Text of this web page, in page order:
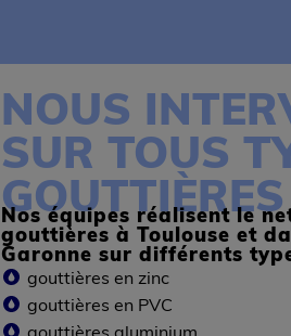
NOUS
SUR TOUS
GOUTTIÈRES
Nos équipes réalisent le
gouttières à Toulouse et
Garonne sur différents
gouttières en zinc
gouttières en PVC
gouttières aluminium